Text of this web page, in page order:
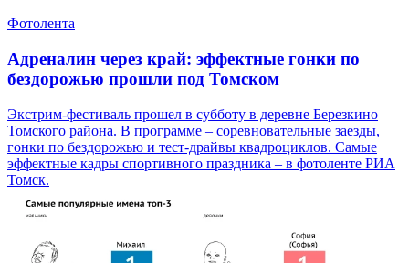
Фотолента
Адреналин через край: эффектные гонки по
бездорожью прошли под Томском
Экстрим-фестиваль прошел в субботу в деревне Березкино
Томского района. В программе – соревновательные заезды,
гонки по бездорожью и тест-драйвы квадроциклов. Самые
эффектные кадры спортивного праздника – в фотоленте РИА
Томск.